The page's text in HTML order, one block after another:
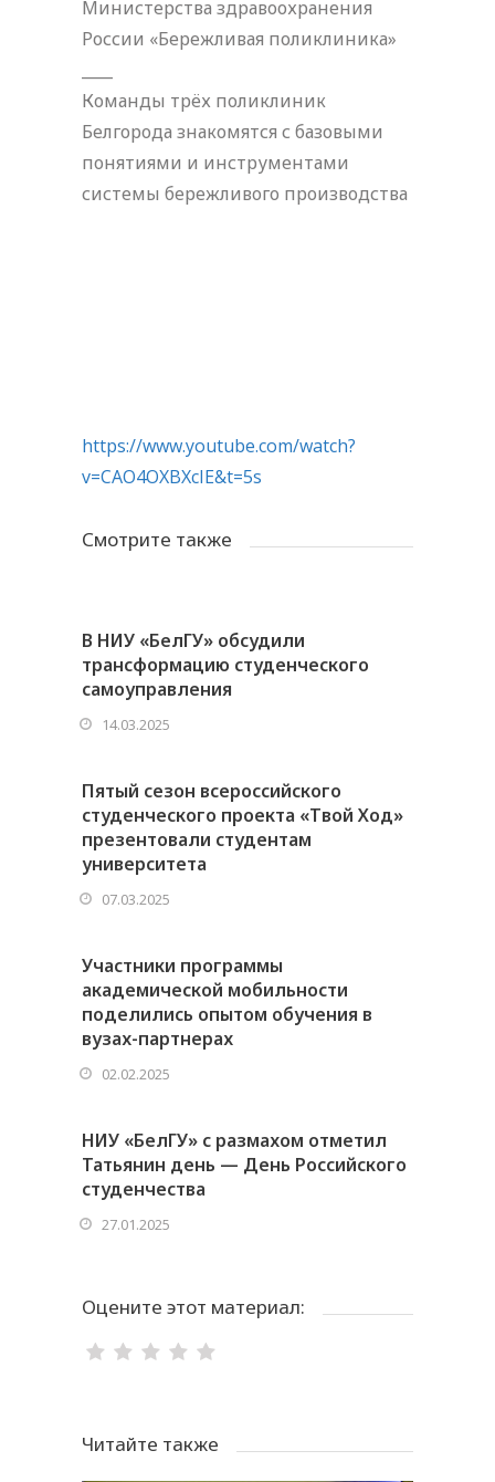
Министерства здравоохранения
России «Бережливая поликлиника»
Команды трёх поликлиник
Белгорода знакомятся с базовыми
понятиями и инструментами
системы бережливого производства
https://www.youtube.com/watch?
v=CAO4OXBXcIE&t=5s
Смотрите также
В НИУ «БелГУ» обсудили
трансформацию студенческого
самоуправления
14.03.2025
Пятый сезон всероссийского
студенческого проекта «Твой Ход»
презентовали студентам
университета
07.03.2025
Участники программы
академической мобильности
поделились опытом обучения в
вузах-партнерах
02.02.2025
НИУ «БелГУ» с размахом отметил
Татьянин день — День Российского
студенчества
27.01.2025
Оцените этот материал:
Читайте также